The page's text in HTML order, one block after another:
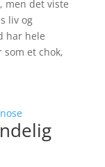
men det viste
liv og
har hele
et chok,